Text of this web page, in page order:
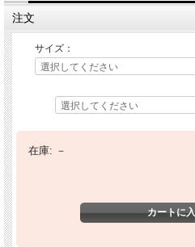
注文
サイズ：
在庫: －